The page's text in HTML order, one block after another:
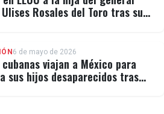
Rosales del Toro tras su
6 de mayo de 2026
viajan a México para
sus hijos desaparecidos tras